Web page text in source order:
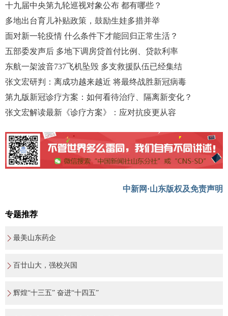
十九届中央第九轮巡视对象公布 都有哪些？
多地出台育儿补贴政策，鼓励生娃多措并举
面对新一轮疫情 什么条件下才能回归正常生活？
五部委发声后 多地下调房贷首付比例、贷款利率
东航一架波音737飞机坠毁 多支救援队伍已经集结
张文宏研判：离成功越来越近 将最终战胜新冠病毒
第九版新冠诊疗方案：如何看待治疗、隔离新变化？
张文宏解读最新《诊疗方案》：应对抗疫更从容
中新网·山东版权及免责声明
专题推荐
最美山东药企
百廿山大，强校兴国
辉煌“十三五” 奋进“十四五”